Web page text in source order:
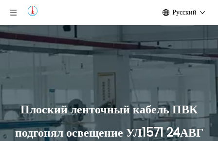
Pусский
Плоский ленточный кабель ПВК
подгонял освещение УЛ1571 24АВГ